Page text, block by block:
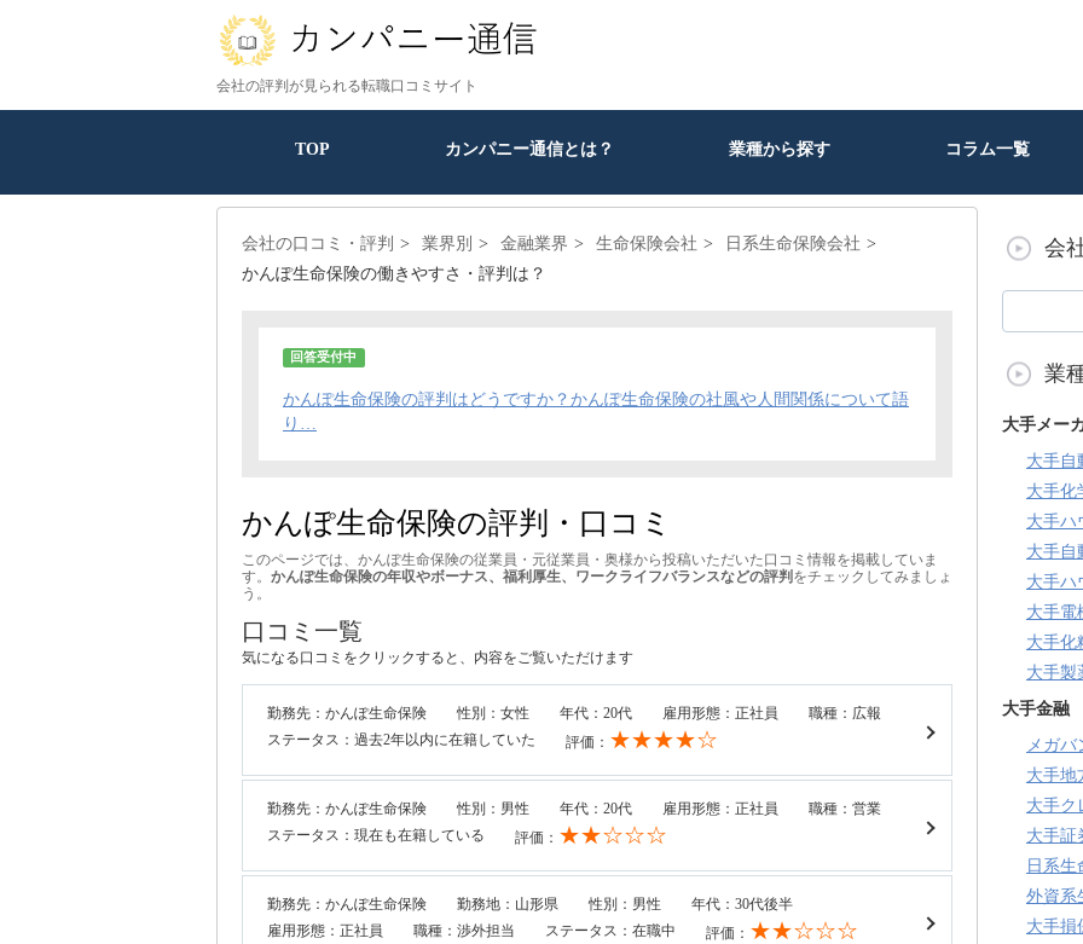
会社の評判が見られる転職口コミサイト
TOP カンパニー通信とは？ 業種から探す コラム一覧
会社の口コミ・評判 業界別 金融業界 生命保険会社
日系生命保険会社
かんぽ生命保険の働きやすさ・評判は？
回答受付中
かんぽ生命保険の評判はどうですか？かんぽ生命保険の社風や人間関係について語
り…
かんぽ生命保険の評判・口コミ
このページでは、かんぽ生命保険の従業員・元従業員・奥様から投稿いただいた口コミ情報を掲載していま
す。 かんぽ生命保険の年収やボーナス、福利厚生、ワークライフバランスなどの評判 をチェックしてみましょ
う。
口コミ一覧
気になる口コミをクリックすると、内容をご覧いただけます
勤務先：かんぽ生命保険 性別：女性 年代：20代 雇用形態：正社員
職種：広報
ステータス：過去2年以内に在籍していた
評価： ★★★★☆
勤務先：かんぽ生命保険 性別：男性 年代：20代 雇用形態：正社員
職種：営業
ステータス：現在も在籍している
評価： ★★☆☆☆
勤務先：かんぽ生命保険 勤務地：山形県 性別：男性
年代：30代後半
雇用形態：正社員
職種：渉外担当 ステータス：在職中 評価： ★★☆☆☆
会
業
大手メー
大手自
大手化
大手ハ
大手自
大手ハ
大手電
大手化
大手製
大手金融
メガバ
大手地
大手ク
大手証
日系生
外資系
大手損